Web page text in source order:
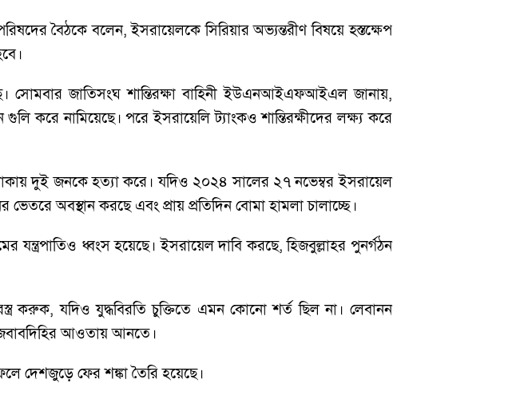
বৈঠকে বলেন, ইসরায়েলকে সিরিয়ার অভ্যন্তরীণ বিষয়ে হস্তক্ষেপ
সোমবার জাতিসংঘ শান্তিরক্ষা বাহিনী ইউএনআইএফআইএল জানায়,
করে নামিয়েছে। পরে ইসরায়েলি ট্যাংকও শান্তিরক্ষীদের লক্ষ্য করে
দুই জনকে হত্যা করে। যদিও ২০২৪ সালের ২৭ নভেম্বর ইসরায়েল
অবস্থান করছে এবং প্রায় প্রতিদিন বোমা হামলা চালাচ্ছে।
যন্ত্রপাতিও ধ্বংস হয়েছে। ইসরায়েল দাবি করছে, হিজবুল্লাহর পুনর্গঠন
করুক, যদিও যুদ্ধবিরতি চুক্তিতে এমন কোনো শর্ত ছিল না। লেবানন
জবাবদিহির আওতায় আনতে।
দেশজুড়ে ফের শঙ্কা তৈরি হয়েছে।